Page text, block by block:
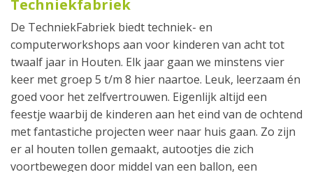
Techniekfabriek
De TechniekFabriek biedt techniek- en
computerworkshops aan voor kinderen van acht tot
twaalf jaar in Houten. Elk jaar gaan we minstens vier
keer met groep 5 t/m 8 hier naartoe. Leuk, leerzaam én
goed voor het zelfvertrouwen. Eigenlijk altijd een
feestje waarbij de kinderen aan het eind van de ochtend
met fantastiche projecten weer naar huis gaan. Zo zijn
er al houten tollen gemaakt, autootjes die zich
voortbewegen door middel van een ballon, een